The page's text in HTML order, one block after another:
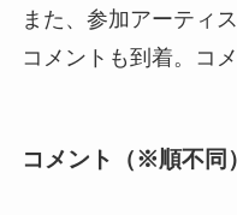
また、参加アーティ
コメントも到着。コ
コメント（※順不同）